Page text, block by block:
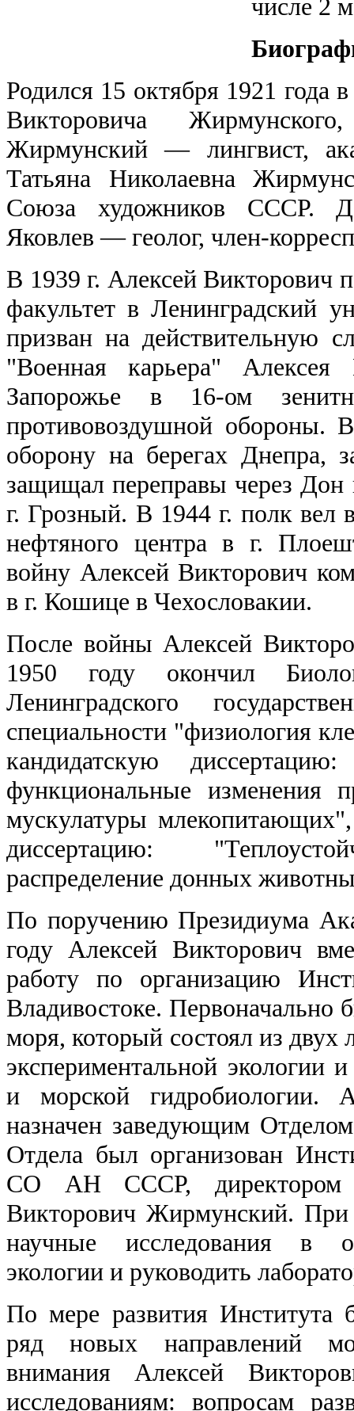
числе 2
Родился 15 октября 1921 года
Викторовича
Жирмунский — лингвист,
Татьяна Николаевна
Союза художников СССР.
Яковлев — геолог, член-
В 1939 г. Алексей Викторович
факультет в Ленинградский
призван на действительную
"Военная карьера" Алексея
Запорожье в 16-ом
противовоздушной обороны.
оборону на берегах Днепра,
защищал переправы через Дон
г. Грозный. В 1944 г. полк вел
нефтяного центра в г.
войну Алексей Викторович
в г. Кошице в Чехословакии.
После войны Алексей
1950 году окончил
Ленинградского
специальности "физиология
кандидатскую
функциональные изменения
мускулатуры
диссертацию:
распределение донных
По поручению Президиума
году Алексей Викторович
работу по организацию
Владивостоке. Первоначально
моря, который состоял из двух
экспериментальной экологии
и морской гидробиологии.
назначен заведующим
Отдела был организован
СО АН СССР, директором
Викторович Жирмунский. При
научные исследования в
экологии и руководить
По мере развития Института
ряд новых направлений
внимания Алексей
исследованиям: вопросам